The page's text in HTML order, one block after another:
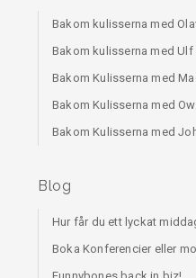
Bakom kulisserna med
Bakom kulisserna med
Bakom Kulisserna med
Bakom Kulisserna med
Bakom Kulisserna med
Blog
Hur får du ett lyckat
Boka Konferencier eller